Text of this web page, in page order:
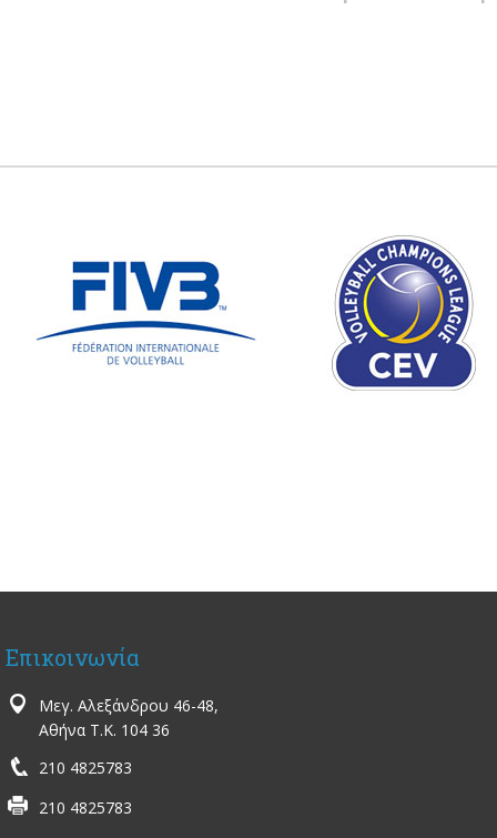
Επικοινωνία
Μεγ. Αλεξάνδρου 46-48,
Αθήνα Τ.Κ. 104 36
210 4825783
210 4825783